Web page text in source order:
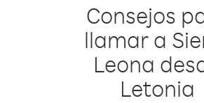
Consejos
llamar a
Leona
Letonia